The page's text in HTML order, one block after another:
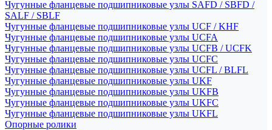
Чугунные фланцевые подшипниковые узлы SAFD / SBFD /
SALF / SBLF
Чугунные фланцевые подшипниковые узлы UCF / KHF
Чугунные фланцевые подшипниковые узлы UCFA
Чугунные фланцевые подшипниковые узлы UCFB / UCFK
Чугунные фланцевые подшипниковые узлы UCFC
Чугунные фланцевые подшипниковые узлы UCFL / BLFL
Чугунные фланцевые подшипниковые узлы UKF
Чугунные фланцевые подшипниковые узлы UKFB
Чугунные фланцевые подшипниковые узлы UKFC
Чугунные фланцевые подшипниковые узлы UKFL
Опорные ролики